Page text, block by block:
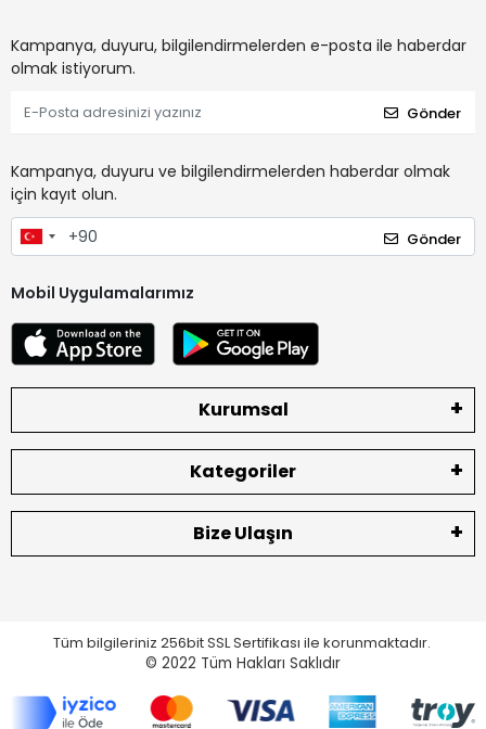
Kampanya, duyuru, bilgilendirmelerden e-posta ile haberdar
olmak istiyorum.
Gönder
Kampanya, duyuru ve bilgilendirmelerden haberdar olmak
için kayıt olun.
Gönder
Mobil Uygulamalarımız
Kurumsal
Kategoriler
Bize Ulaşın
Tüm bilgileriniz 256bit SSL Sertifikası ile korunmaktadır.
© 2022 Tüm Hakları Saklıdır